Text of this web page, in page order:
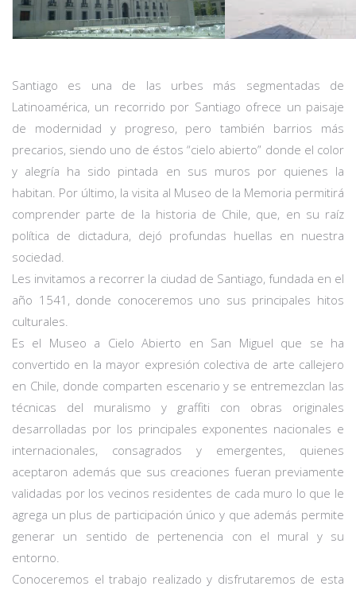
Santiago es una de las urbes más segmentadas de
Latinoamérica, un recorrido por Santiago ofrece un paisaje
de modernidad y progreso, pero también barrios más
precarios, siendo uno de éstos “cielo abierto” donde el color
y alegría ha sido pintada en sus muros por quienes la
habitan. Por último, la visita al Museo de la Memoria permitirá
comprender parte de la historia de Chile, que, en su raíz
política de dictadura, dejó profundas huellas en nuestra
sociedad.
Les invitamos a recorrer la ciudad de Santiago, fundada en el
año 1541, donde conoceremos uno sus principales hitos
culturales.
Es el Museo a Cielo Abierto en San Miguel que se ha
convertido en la mayor expresión colectiva de arte callejero
en Chile, donde comparten escenario y se entremezclan las
técnicas del muralismo y graffiti con obras originales
desarrolladas por los principales exponentes nacionales e
internacionales, consagrados y emergentes, quienes
aceptaron además que sus creaciones fueran previamente
validadas por los vecinos residentes de cada muro lo que le
agrega un plus de participación único y que además permite
generar un sentido de pertenencia con el mural y su
entorno.
Conoceremos el trabajo realizado y disfrutaremos de esta